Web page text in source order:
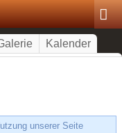
Kalender
unserer Seite